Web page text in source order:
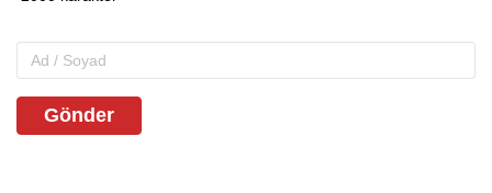
Gönder